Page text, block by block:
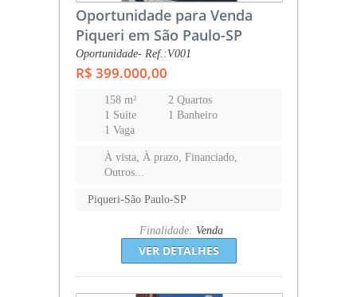
Oportunidade para Venda
Piqueri em São Paulo-SP
Oportunidade- Ref.:V001
R$ 399.000,00
158 m²
2 Quartos
1 Suíte
1 Banheiro
1 Vaga
À vista, À prazo, Financiado,
Outros...
Piqueri-São Paulo-SP
Finalidade: Venda
VER DETALHES